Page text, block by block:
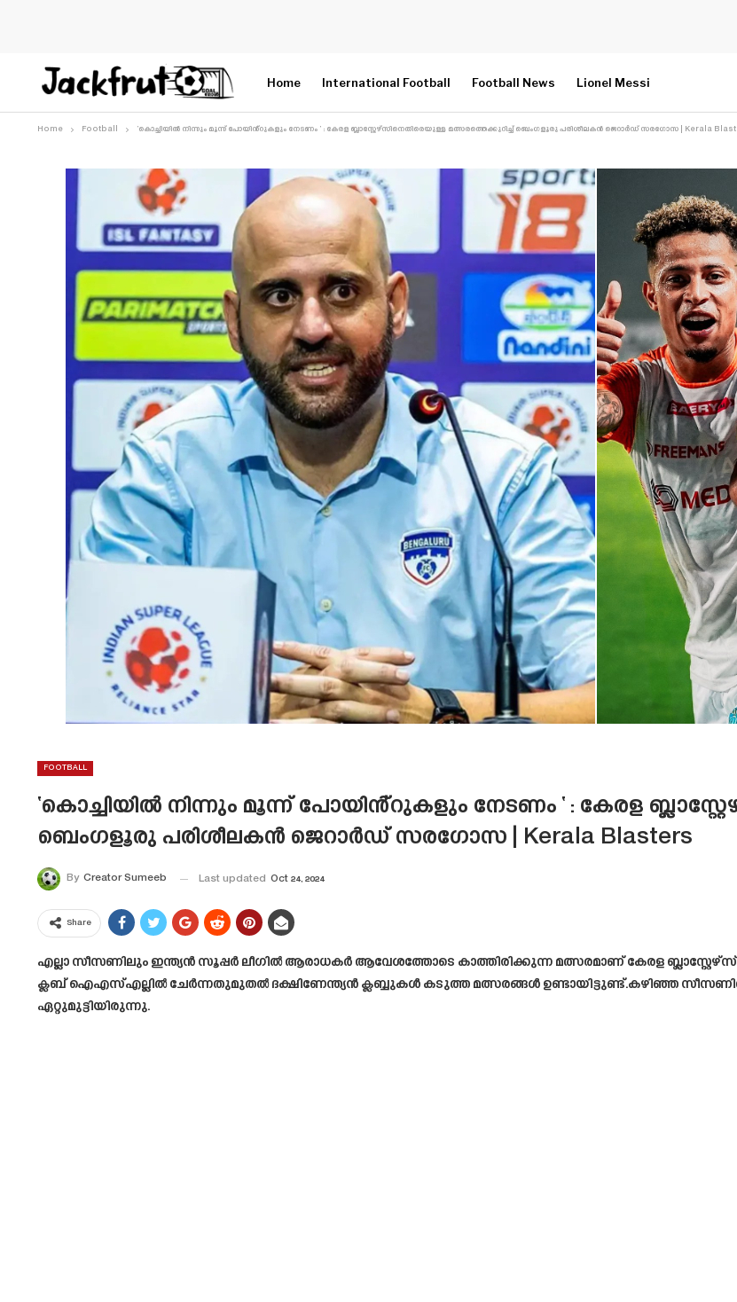
Home International Football Football News Lionel Messi
Home Football ‘കൊച്ചിയിൽ നിന്നും മൂന്ന് പോയിൻ്റുകളും നേടണം ‘ : കേരള ബ്ലാസ്റ്റേഴ്സിനെതിരെയുള്ള മത്സരത്തെക്കുറിച്ച് ബെംഗളൂരു പരിശീലകൻ ജെറാർഡ് സരഗോസ | Kerala
FOOTBALL
‘കൊച്ചിയിൽ നിന്നും മൂന്ന് പോയിൻ്റുകളും നേടണം ‘ : കേരള
ബെംഗളൂരു പരിശീലകൻ ജെറാർഡ് സരഗോസ | Kerala Blasters
By Creator Sumeeb Last updated Oct 24, 2024
Share
എല്ലാ സീസണിലും ഇന്ത്യൻ സൂപ്പർ ലീഗിൽ ആരാധകർ ആവേശത്തോടെ കാത്തിരിക്കുന്ന മത്സരമാണ് കേരള
ക്ലബ് ഐഎസ്എല്ലിൽ ചേർന്നതുമുതൽ ദക്ഷിണേന്ത്യൻ ക്ലബ്ബുകൾ കടുത്ത മത്സരങ്ങൾ ഉണ്ടായിട്ടുണ്ട്.കഴിഞ്ഞ
ഏറ്റുമുട്ടിയിരുന്നു.